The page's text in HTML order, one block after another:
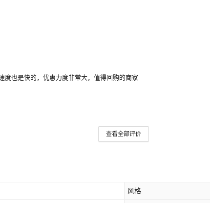
紫金【身体健康】z20K-11
度也是快的，优惠力度非常大，值得回购的商家
查看全部评价
风格